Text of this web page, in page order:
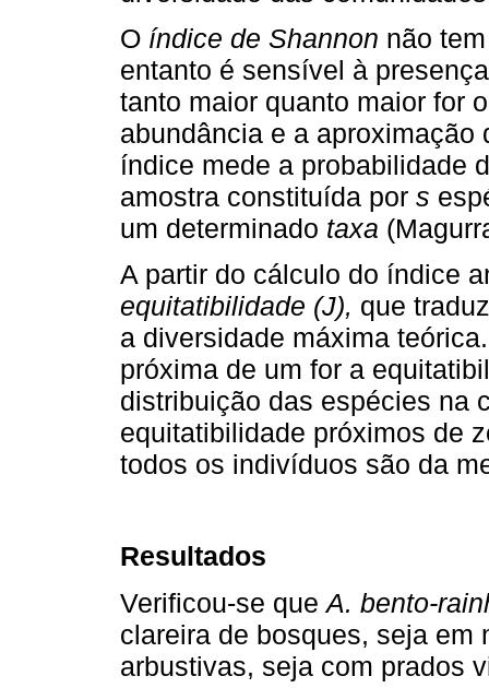
O índice de Shannon não
entanto é sensível à
tanto maior quanto maior for
abundância e a
índice mede a probabilidade
amostra constituída por s
um determinado taxa
A partir do cálculo do índice
equitatibilidade (J), que
a diversidade máxima
próxima de um for a
distribuição das espécies na
equitatibilidade próximos de
todos os indivíduos são da
Resultados
Verificou-se queA. bento-
clareira de bosques, seja em
arbustivas, seja com prados